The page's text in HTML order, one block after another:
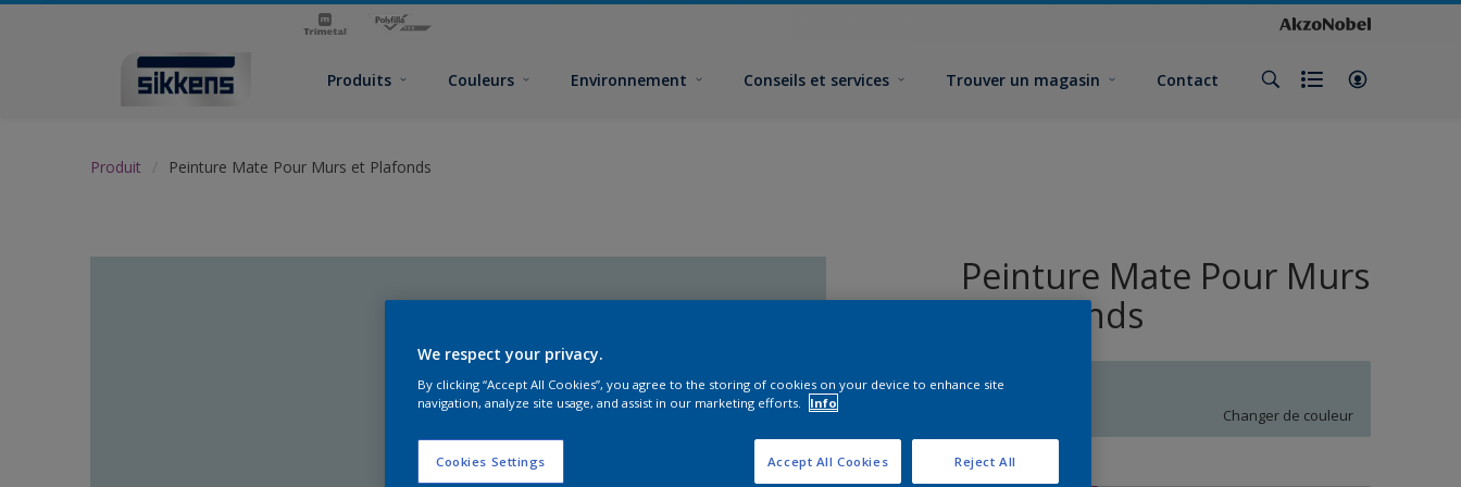
Produits Couleurs Environnement Conseils et services Trouver un magasin Contact
Produit Peinture Mate Pour Murs et Plafonds
Peinture Mate Pour Murs
et Plafonds
Q5.06.80
Changer de couleur
Format
We respect your privacy.
By clicking “Accept All Cookies”, you agree to the storing of cookies on your device to enhance site
navigation, analyze site usage, and assist in our marketing efforts.
Info
Cookies Settings Reject All
Accept All Cookies